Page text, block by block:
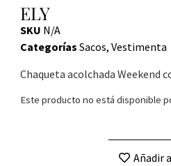
ELY
SKU N/A
Categorías Sacos, Vestimenta
Chaqueta acolchada Weekend
Este producto no está disponible
Añadir